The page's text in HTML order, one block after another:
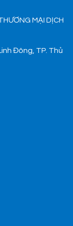
MẠI DỊCH
Đông, TP. Thủ